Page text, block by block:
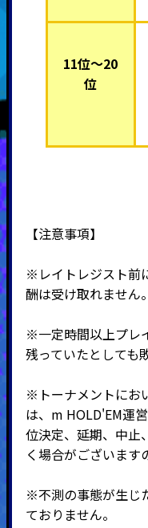
11位～20
位
【注意事項】
※ レイトレジスト前
酬は受け取れません。
※一定時間以上プレ
残っていたとしても
※トーナメントにお
は、m HOLD'EM運
位決定、延期、中止
く場合がございます
※不測の事態が生じ
ておりません。